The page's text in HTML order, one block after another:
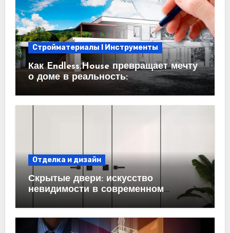
Стройматериалы l Инструменты
Как Endless.House превращает мечту
о доме в реальность:
проектирование под ключ
Отделка и дизайн
Скрытые двери: искусство
невидимости в современном